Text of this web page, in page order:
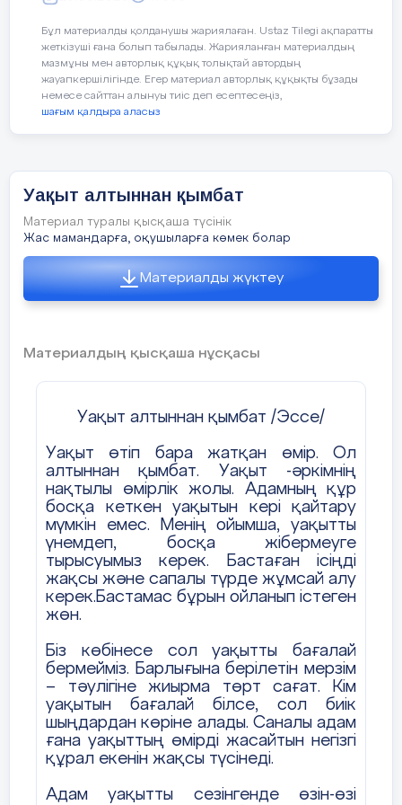
Ақ шалмалы
пірлердің
Мешітке жаққан
шамдары-ай!
кәпірдің
Күшті болған
салдары-ай!
2. Аллитерация. Ассонанс. Риторикалық
3. Қос нүкте. Мысалдар келтір.
4. Сөйлемге толық (асты сызылған сөзге
сөз құрамына, лексикалық, фонетикалық)
талдау жаса.
Алыстан көрінетін қызыл қоңыр мұнара
ханымның көзіне оттайбасылды.
5. «Күтімі жаман ағаштың,
Бітімі де жаман» дегенді қалай
түсінесің? Өз ойыңды ойтолғау түрінде
жаз.
Бұл материалды қолданушы жариялаған. Ustaz Tilegi ақпаратты
жеткізуші ғана болып табылады. Жарияланған материалдың
мазмұны мен авторлық құқық толықтай автордың
жауапкершілігінде. Егер материал авторлық құқықты бұзады
немесе сайттан алынуы тиіс деп есептесеңіз,
шағым қалдыра аласыз
Уақыт алтыннан қымбат
Материал туралы қысқаша түсінік
Жас мамандарға, оқушыларға көмек болар
Материалды жүктеу
Материалдың қысқаша нұсқасы
Уақыт алтыннан қымбат /Эссе/
Уақыт өтіп бара жатқан өмір. Ол
алтыннан қымбат. Уақыт -әркімнің
нақтылы өмірлік жолы. Адамның құр
босқа кеткен уақытын кері қайтару
мүмкін емес. Менің ойымша, уақытты
үнемдеп, босқа жібермеуге
тырысуымыз керек. Бастаған ісіңді
жақсы және сапалы түрде жұмсай алу
керек.Бастамас бұрын ойланып істеген
жөн.
Біз көбінесе сол уақытты бағалай
бермейміз. Барлығына берілетін мерзім
– тәулігіне жиырма төрт сағат. Кім
уақытын бағалай білсе, сол биік
шыңдардан көріне алады. Саналы адам
ғана уақыттың өмірді жасайтын негізгі
құрал екенін жақсы түсінеді.
Адам уақытты сезінгенде өзін-өзі